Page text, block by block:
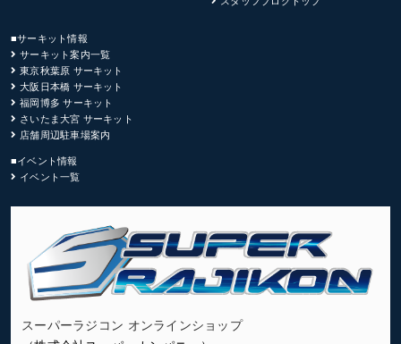
■サーキット情報
サーキット案内一覧
東京秋葉原 サーキット
大阪日本橋 サーキット
福岡博多 サーキット
さいたま大宮 サーキット
店舗周辺駐車場案内
■イベント情報
イベント一覧
スーパーラジコン オンラインショップ